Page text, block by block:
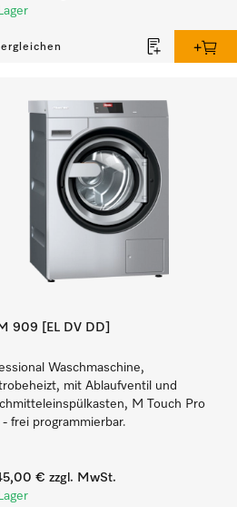
909 [EL DV DD]
Waschmaschine,
mit Ablaufventil und
M Touch Pro
- frei programmierbar.
€ zzgl. MwSt.